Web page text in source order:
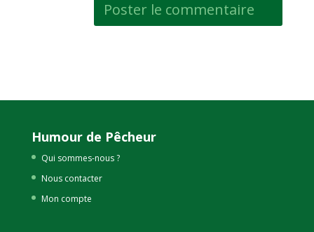
Humour de Pêcheur
Qui sommes-nous ?
Nous contacter
Mon compte